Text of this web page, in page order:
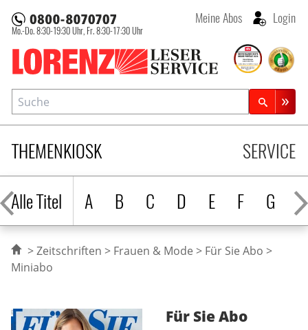
Lorenz Leserservice
Mo.-Do. 8:30-19:30 Uhr, Fr. 8:30-17:30 Uhr
Meine Abos Login
THEMENKIOSK
Alle Titel
A B C D E F G H
SERVICE
Suche
Zeitschriftensuche
Zeitschriften Frauen & Mode
Für Sie Abo
Miniabo
Für Sie Abo